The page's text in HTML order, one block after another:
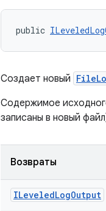
public
Создает новый
Содержимое
записаны в новый
Возвраты
ILeveledLogOutput